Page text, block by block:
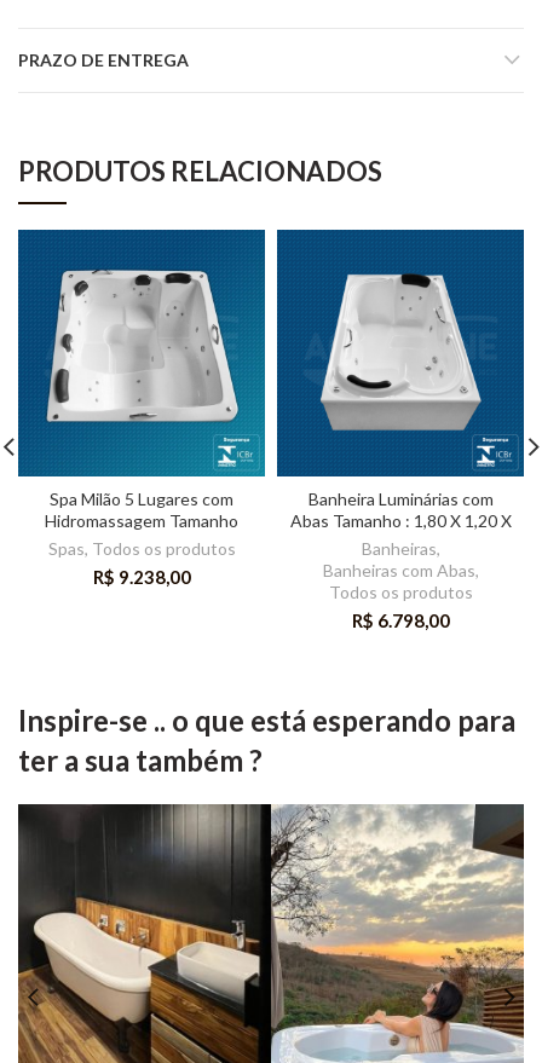
PRAZO DE ENTREGA
PRODUTOS RELACIONADOS
Spa Milão 5 Lugares com
Hidromassagem Tamanho
2,00 x 2,00 x 0,88
Spas, Todos os produtos
R$ 9.238,00
Banheira Luminárias com
Abas Tamanho : 1,80 X 1,20 X
0,49
Banheiras,
Banheiras com Abas,
Todos os produtos
R$ 6.798,00
Inspire-se .. o que está esperando para
ter a sua também ?